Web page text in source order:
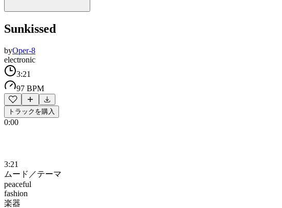
Sunkissed
byOper-8
electronic
3:21
97 BPM
トラックを購入
0:00
3:21
ムード／テーマ
peaceful
fashion
楽器